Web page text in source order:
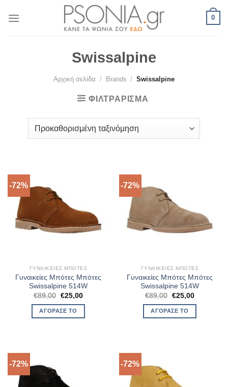
0
Swissalpine
Αρχική σελίδα / Brands / Swissalpine
ΦΙΛΤΡΆΡΙΣΜΑ
-72%
ΓΥΝΑΙΚΕΊΕΣ ΜΠΌΤΕΣ
Γυναικείες Μπότες Μπότες
Swissalpine 514W
€89,00 Original
price
was:
€89,00.
€25,00Η
ΑΓΌΡΑΣΈ ΤΟ
-72%
ΓΥΝΑΙΚΕΊΕΣ ΜΠΌΤΕΣ
Γυναικείες Μπότες Μπότες
Swissalpine 514W
€89,00 Original
price
was:
€89,00.
€25,00Η
ΑΓΌΡΑΣΈ ΤΟ
-72% -72%